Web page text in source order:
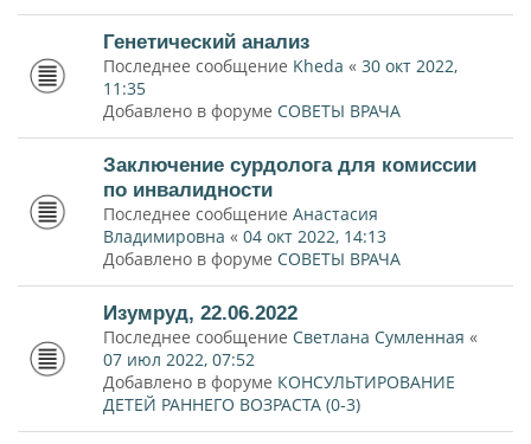
Генетический анализ
Последнее сообщение Kheda « 30 окт 2022,
11:35
Добавлено в форуме СОВЕТЫ ВРАЧА
Заключение сурдолога для комиссии
по инвалидности
Последнее сообщение Анастасия
Владимировна « 04 окт 2022, 14:13
Добавлено в форуме СОВЕТЫ ВРАЧА
Изумруд, 22.06.2022
Последнее сообщение Светлана Сумленная «
07 июл 2022, 07:52
Добавлено в форуме КОНСУЛЬТИРОВАНИЕ
ДЕТЕЙ РАННЕГО ВОЗРАСТА (0-3)